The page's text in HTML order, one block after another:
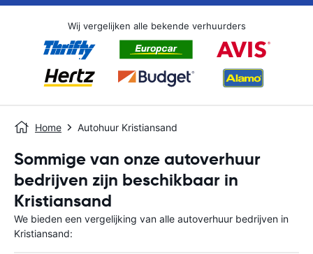
Wij vergelijken alle bekende verhuurders
Home Autohuur Kristiansand
Sommige van onze autoverhuur
bedrijven zijn beschikbaar in
Kristiansand
We bieden een vergelijking van alle autoverhuur bedrijven in
Kristiansand: